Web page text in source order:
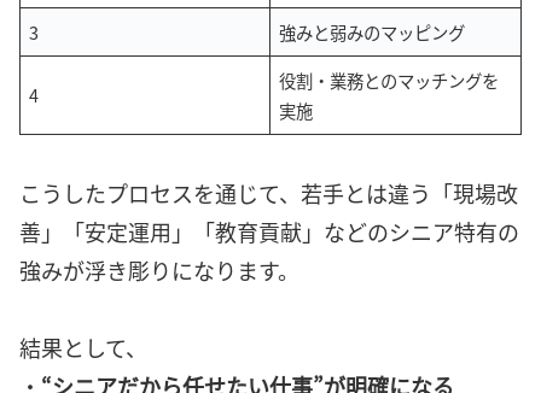
3
強みと弱みのマッピング
4
役割・業務とのマッチングを
実施
こうしたプロセスを通じて、若手とは違う「現場改
善」「安定運用」「教育貢献」などのシニア特有の
強みが浮き彫りになります。
結果として、
・ “シニアだから任せたい仕事”が明確になる